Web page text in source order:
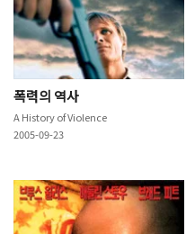
폭력의 역사
A History of Violence
2005-09-23